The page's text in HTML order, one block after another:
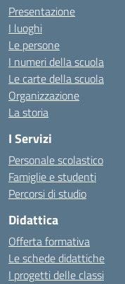
Presentazione
I luoghi
Le persone
I numeri della scuola
Le carte della scuola
Organizzazione
La storia
I Servizi
Personale scolastico
Famiglie e studenti
Percorsi di studio
Didattica
Offerta formativa
Le schede didattiche
I progetti delle classi